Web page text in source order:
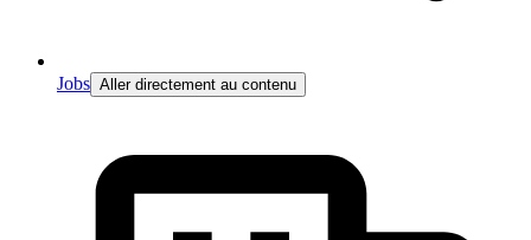
Jobs Aller directement au contenu